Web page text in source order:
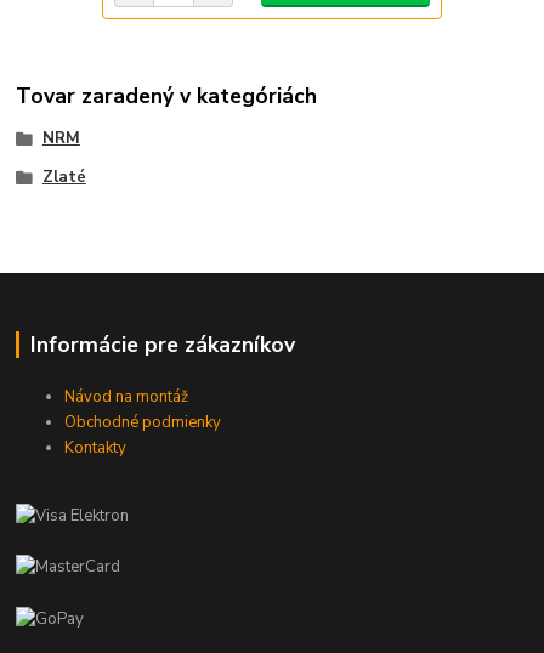
Tovar zaradený v kategóriách
NRM
Zlaté
Informácie pre zákazníkov
Návod na montáž
Obchodné podmienky
Kontakty